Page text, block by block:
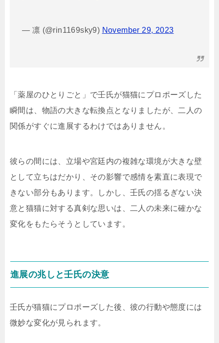
— 凛 (@rin1169sky9) November 29, 2023
「薬屋のひとりごと」で壬氏が猫猫にプロポーズした
瞬間は、物語の大きな転換点となりましたが、二人の
関係がすぐに進展するわけではありません。
彼らの間には、立場や宮廷内の複雑な環境が大きな壁
として立ちはだかり、その影響で感情を素直に表現で
きない部分もあります。しかし、壬氏の揺るぎない決
意と猫猫に対する真剣な思いは、二人の未来に確かな
変化をもたらそうとしています。
進展の兆しと壬氏の決意
壬氏が猫猫にプロポーズした後、彼の行動や態度には
微妙な変化が見られます。